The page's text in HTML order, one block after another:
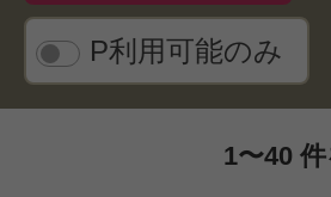
P利用可能のみ
1〜40